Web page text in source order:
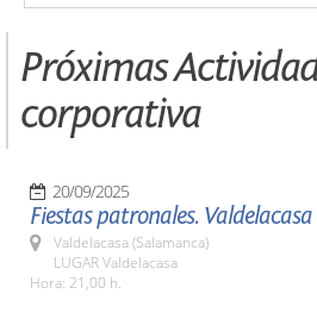
Próximas
corporativa
20/09/2025
Fiestas patronales. Valdelacasa
Valdelacasa (Salamanca)
LUGAR Valdelacasa
Hora: 21,00 h.